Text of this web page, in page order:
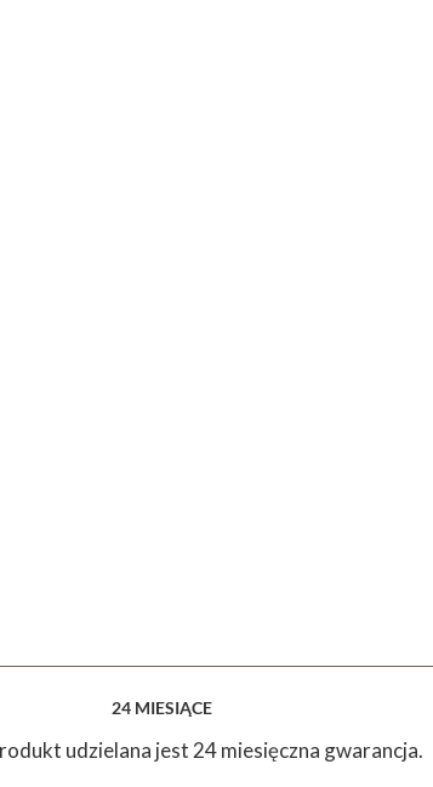
24 MIESIĄCE
udzielana jest 24 miesięczna gwarancja.